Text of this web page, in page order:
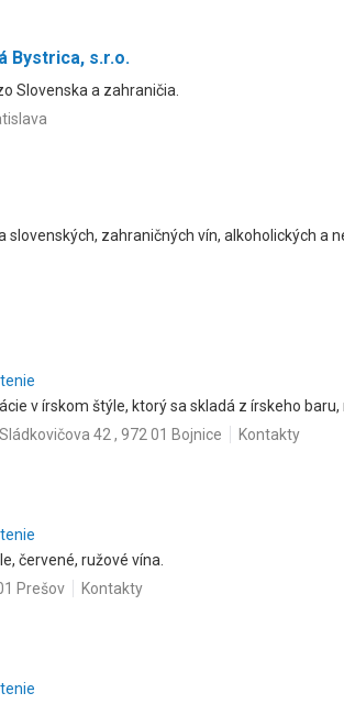
Bystrica, s.r.o.
Slovenska a zahraničia.
slovenských, zahraničných vín, alkoholických a
v írskom štýle, ktorý sa skladá z írskeho
Sládkovičova 42 , 972 01 Bojnice Kontakty
červené, ružové vína.
Prešov
Kontakty